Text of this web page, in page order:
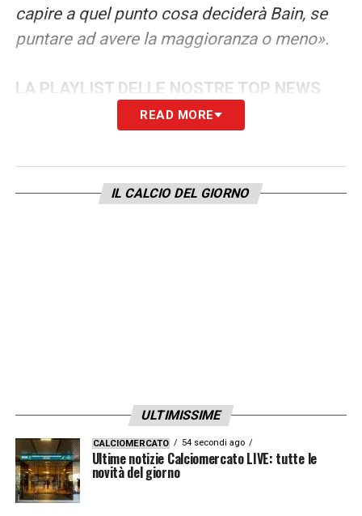
capire a quel punto cosa deciderà Bain, se
puntare ad avere la maggioranza o meno».
LA PLAYLIST DELLE NOSTRE TOP NEWS
READ MORE
IL CALCIO DEL GIORNO
ULTIMISSIME
CALCIOMERCATO 54 secondi ago
Ultime notizie Calciomercato LIVE: tutte le
novità del giorno